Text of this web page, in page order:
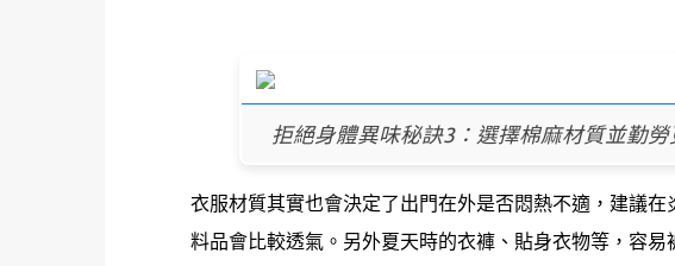
拒絕身體異味秘訣3：選擇棉麻材質並勤勞
衣服材質其實也會決定了出門在外是否悶熱不適，建議
料品會比較透氣。另外夏天時的衣褲、貼身衣物等，容